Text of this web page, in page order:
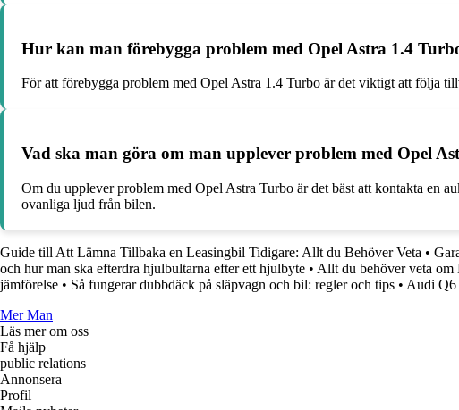
Hur kan man förebygga problem med Opel Astra 1.4
För att förebygga problem med Opel Astra 1.4 Turbo är det viktigt att följa
Vad ska man göra om man upplever problem med Opel
Om du upplever problem med Opel Astra Turbo är det bäst att kontakta en
ovanliga ljud från bilen.
Guide till Att Lämna Tillbaka en Leasingbil Tidigare: Allt du Behöver Veta •
och hur man ska efterdra hjulbultarna efter ett hjulbyte • Allt du behöver veta
jämförelse • Så fungerar dubbdäck på släpvagn och bil: regler och tips • Audi Q6
Mer Man
Läs mer om oss
Få hjälp
public relations
Annonsera
Profil